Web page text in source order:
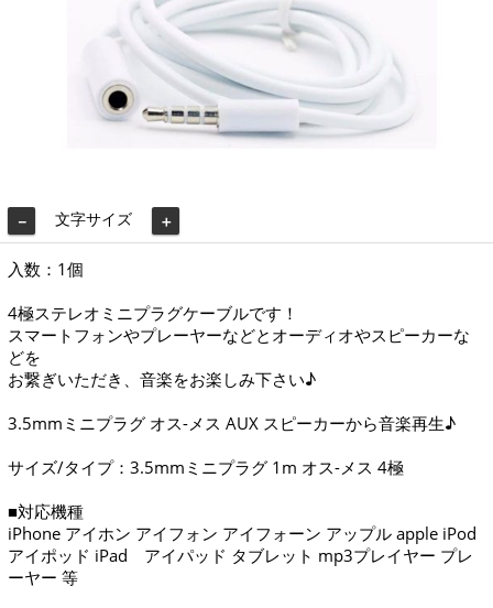
－ 文字サイズ ＋
入数：1個
4極ステレオミニプラグケーブルです！
スマートフォンやプレーヤーなどとオーディオやスピーカーな
どを
お繋ぎいただき、音楽をお楽しみ下さい♪
3.5mmミニプラグ オス-メス AUX スピーカーから音楽再生♪
サイズ/タイプ：3.5mmミニプラグ 1m オス-メス 4極
■対応機種
iPhone アイホン アイフォン アイフォーン アップル apple iPod
アイポッド iPad アイパッド タブレット mp3プレイヤー プレ
ーヤー 等